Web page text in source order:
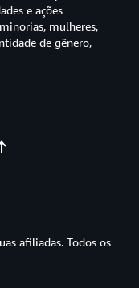
e ações
mulheres,
de gênero,
afiliadas. Todos os